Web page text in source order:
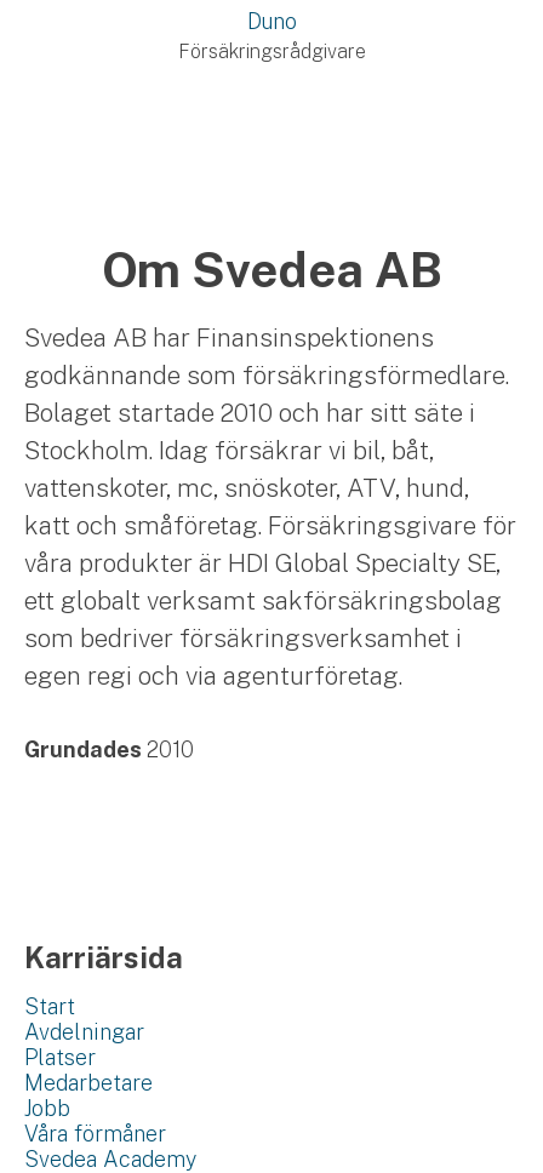
Duno
Försäkringsrådgivare
Om Svedea AB
Svedea AB har Finansinspektionens
godkännande som försäkringsförmedlare.
Bolaget startade 2010 och har sitt säte i
Stockholm. Idag försäkrar vi bil, båt,
vattenskoter, mc, snöskoter, ATV, hund,
katt och småföretag. Försäkringsgivare för
våra produkter är HDI Global Specialty SE,
ett globalt verksamt sakförsäkringsbolag
som bedriver försäkringsverksamhet i
egen regi och via agenturföretag.
Grundades 2010
Karriärsida
Start
Avdelningar
Platser
Medarbetare
Jobb
Våra förmåner
Svedea Academy